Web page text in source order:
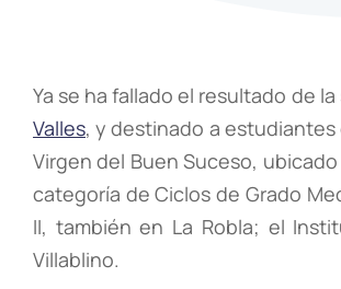
Ya se ha fallado el resultado de
Valles, y destinado a estudiantes
Virgen del Buen Suceso,
categoría de Ciclos de Grado
II, también en La Robla; el
Villablino.